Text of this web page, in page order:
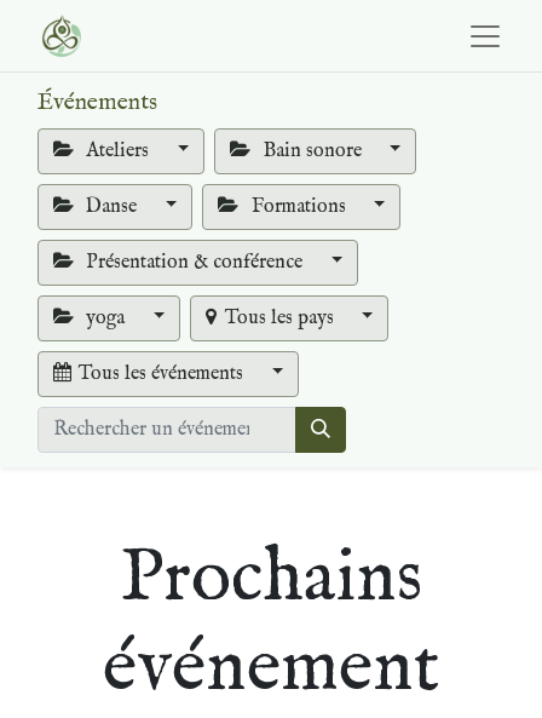
Événements
Ateliers Bain sonore
Danse Formations
Présentation & conférence
yoga Tous les pays
Tous les événements
Prochains
événement